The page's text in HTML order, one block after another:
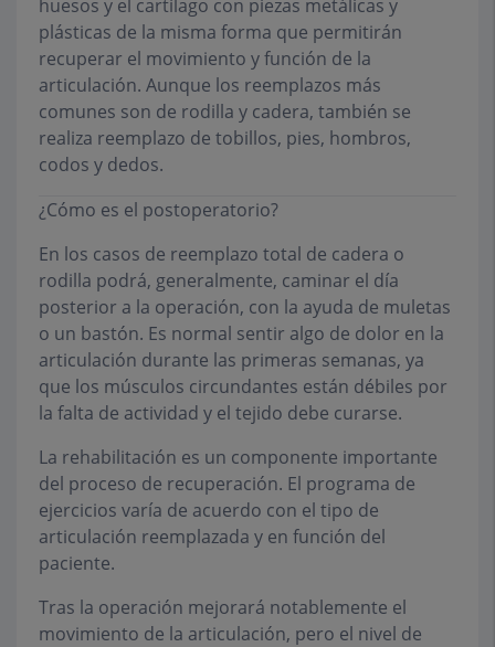
huesos y el cartílago con piezas metálicas y
plásticas de la misma forma que permitirán
recuperar el movimiento y función de la
articulación. Aunque los reemplazos más
comunes son de rodilla y cadera, también se
realiza reemplazo de tobillos, pies, hombros,
codos y dedos.
¿Cómo es el postoperatorio?
En los casos de reemplazo total de cadera o
rodilla podrá, generalmente, caminar el día
posterior a la operación, con la ayuda de muletas
o un bastón. Es normal sentir algo de dolor en la
articulación durante las primeras semanas, ya
que los músculos circundantes están débiles por
la falta de actividad y el tejido debe curarse.
La rehabilitación es un componente importante
del proceso de recuperación. El programa de
ejercicios varía de acuerdo con el tipo de
articulación reemplazada y en función del
paciente.
Tras la operación mejorará notablemente el
movimiento de la articulación, pero el nivel de